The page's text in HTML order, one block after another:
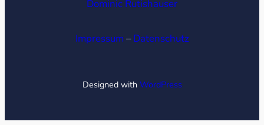
Dominic Rutishauser
Impressum –Datenschutz
Designed with WordPress